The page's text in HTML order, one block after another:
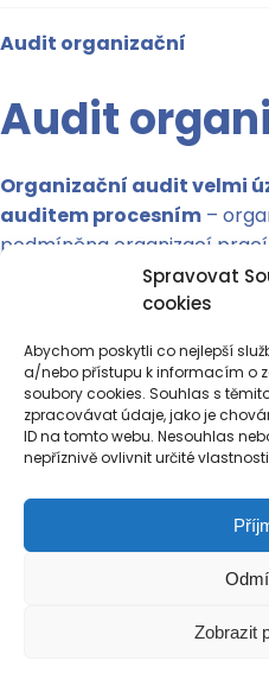
Spravovat
cookies
Abychom poskytli co nejlepší
a/nebo přístupu k informacím o
soubory cookies. Souhlas s
zpracovávat údaje, jako je
ID na tomto webu. Nesouhlas
nepříznivě ovlivnit určité
Zobrazit
Audit organizační
Audit
Organizační audit velmi
auditem procesním –
podmíněna organizací
pak reciproční, tj. výsledky
mohou vést ke změnám ve
iniciovat změny v
procesech.
Hlavním cílem
posouzení organizační
odhalení silných a
optimalizace vedoucí k
struktury.